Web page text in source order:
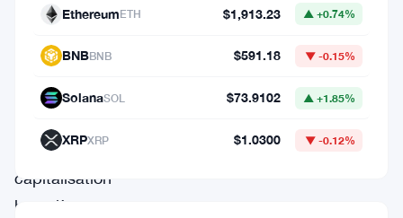
deuxième
grand
actif
capitalisation
boursière
EthereumETH $1,913.23 ▲ +0.74%
BNBBNB $591.18 ▼ -0.15%
SolanaSOL $73.9102 ▲ +1.85%
XRPXRP $1.0300 ▼ -0.12%